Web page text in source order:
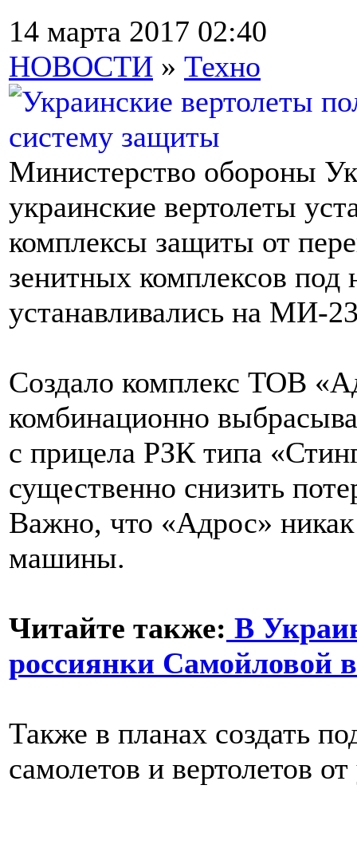
14 марта 2017 02:40
НОВОСТИ » Техно
Министерство обороны
украинские вертолеты
комплексы защиты от
зенитных комплексов
устанавливались на МИ-
Создало комплекс ТОВ
комбинационно
с прицела РЗК типа
существенно снизить
Важно, что «Адрос» никак
машины.
Читайте также: В
россиянки Самойловой
Также в планах создать
самолетов и вертолетов